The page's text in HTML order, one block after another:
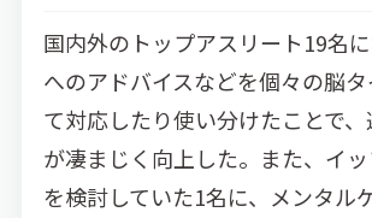
国内外のトップアスリート19名
へのアドバイスなどを個々の脳
て対応したり使い分けたことで
が凄まじく向上した。また、イ
を検討していた1名に、メンタル